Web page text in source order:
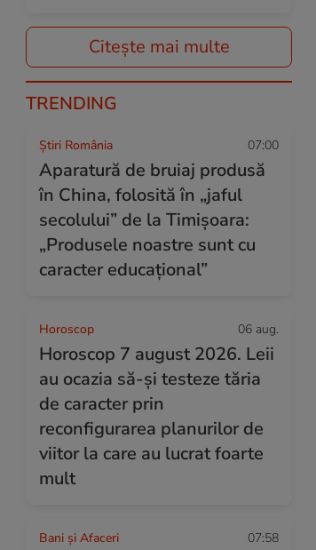
Citește mai multe
TRENDING
Știri România 07:00
Aparatură de bruiaj produsă
în China, folosită în „jaful
secolului” de la Timișoara:
„Produsele noastre sunt cu
caracter educațional”
Horoscop 06 aug.
Horoscop 7 august 2026. Leii
au ocazia să-și testeze tăria
de caracter prin
reconfigurarea planurilor de
viitor la care au lucrat foarte
mult
Bani și Afaceri 07:58